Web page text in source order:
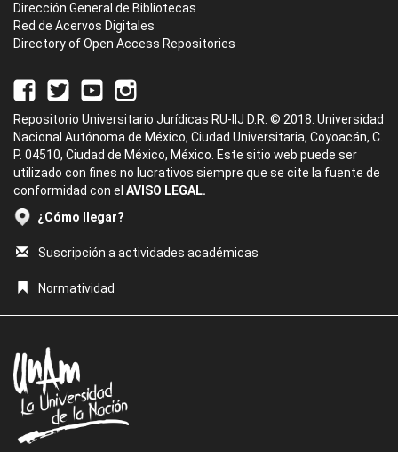
Dirección General de Bibliotecas
Red de Acervos Digitales
Directory of Open Access Repositories
Repositorio Universitario Jurídicas RU-IIJ D.R. © 2018. Universidad
Nacional Autónoma de México, Ciudad Universitaria, Coyoacán, C.
P. 04510, Ciudad de México, México. Este sitio web puede ser
utilizado con fines no lucrativos siempre que se cite la fuente de
conformidad con el AVISO LEGAL.
¿Cómo llegar?
Suscripción a actividades académicas
Normatividad